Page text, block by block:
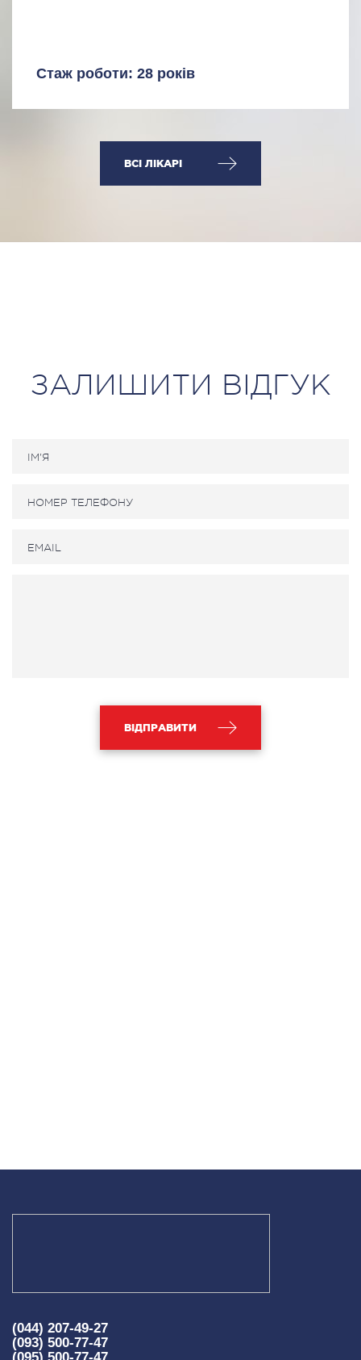
Стаж роботи: 28 років
ВСІ ЛІКАРІ
ЗАЛИШИТИ ВІДГУК
ВІДПРАВИТИ
(044) 207-49-27
(093) 500-77-47